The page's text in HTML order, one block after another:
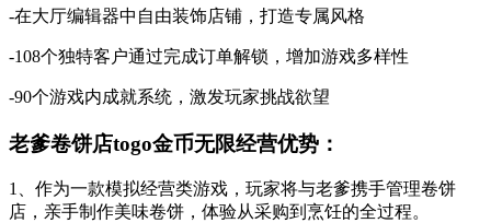
-在大厅编辑器中自由装饰店铺，打造专属风格
-108个独特客户通过完成订单解锁，增加游戏多样性
-90个游戏内成就系统，激发玩家挑战欲望
老爹卷饼店togo金币无限经营优势：
1、作为一款模拟经营类游戏，玩家将与老爹携手管理卷饼
店，亲手制作美味卷饼，体验从采购到烹饪的全过程。